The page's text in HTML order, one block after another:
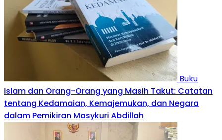
Buku
Islam dan Orang-Orang yang Masih Takut: Catatan
tentang Kedamaian, Kemajemukan, dan Negara
dalam Pemikiran Masykuri Abdillah